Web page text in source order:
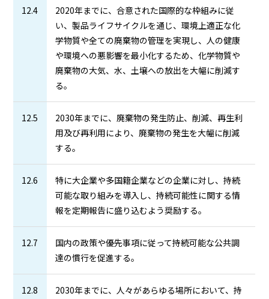
12.4
2020年までに、合意された国際的な枠組みに従
い、製品ライフサイクルを通じ、環境上適正な化
学物質や全ての廃棄物の管理を実現し、人の健康
や環境への悪影響を最小化するため、化学物質や
廃棄物の大気、水、土壌への放出を大幅に削減す
る。
12.5
2030年までに、廃棄物の発生防止、削減、再生利
用及び再利用により、廃棄物の発生を大幅に削減
する。
12.6
特に大企業や多国籍企業などの企業に対し、持続
可能な取り組みを導入し、持続可能性に関する情
報を定期報告に盛り込むよう奨励する。
12.7
国内の政策や優先事項に従って持続可能な公共調
達の慣行を促進する。
12.8
2030年までに、人々があらゆる場所において、持